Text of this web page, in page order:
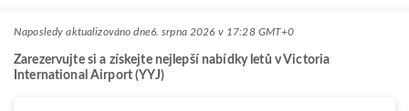
Naposledy aktualizováno dne6. srpna 2026 v 17:28 GMT+0
Zarezervujte si a získejte nejlepší nabídky letů v Victoria
International Airport (YYJ)